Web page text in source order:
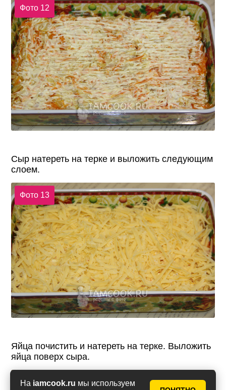
На iamcook.ru мы используем
Фото 12
Сыр натереть на терке и выложить следующим
слоем.
Фото 13
Яйца почистить и натереть на терке. Выложить
яйца поверх сыра.
Фото 14